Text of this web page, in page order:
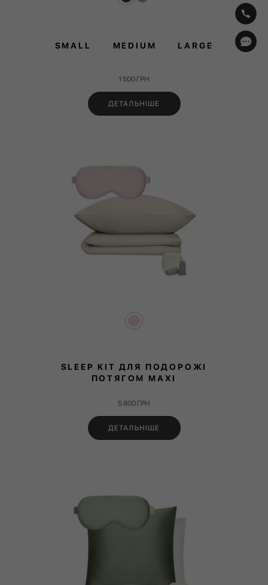
SMALL MEDIUM LARGE
1 500 ГРН
ДЕТАЛЬНІШЕ
SLEEP KIT ДЛЯ ПОДОРОЖІ
ПОТЯГОМ MAXI
5 800 ГРН
ДЕТАЛЬНІШЕ